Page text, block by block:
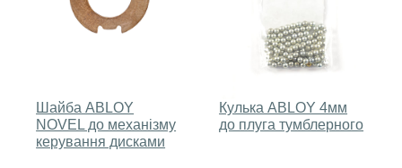
Шайба ABLOY
NOVEL до механізму
керування дисками
Кулька ABLOY 4мм
до плуга тумблерного